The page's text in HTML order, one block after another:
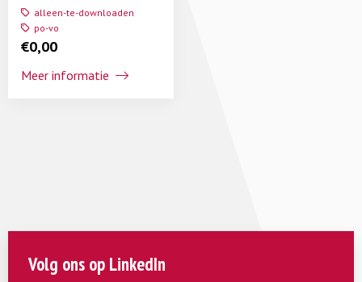
alleen-te-downloaden
po-vo
€0,00
Meer informatie
Volg ons op LinkedIn